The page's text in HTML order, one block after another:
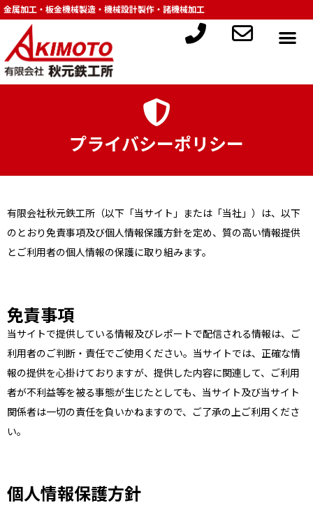
金属加工・板金機械製造・機械設計製作・諸機械加工
プライバシーポリシー
有限会社秋元鉄工所（以下「当サイト」または「当社」）は、以下
のとおり免責事項及び個人情報保護方針を定め、質の高い情報提供
とご利用者の個人情報の保護に取り組みます。
免責事項
当サイトで提供している情報及びレポートで配信される情報は、ご
利用者のご判断・責任でご使用ください。当サイトでは、正確な情
報の提供を心掛けておりますが、提供した内容に関連して、ご利用
者が不利益等を被る事態が生じたとしても、当サイト及び当サイト
関係者は一切の責任を負いかねますので、ご了承の上ご利用くださ
い。
個人情報保護方針